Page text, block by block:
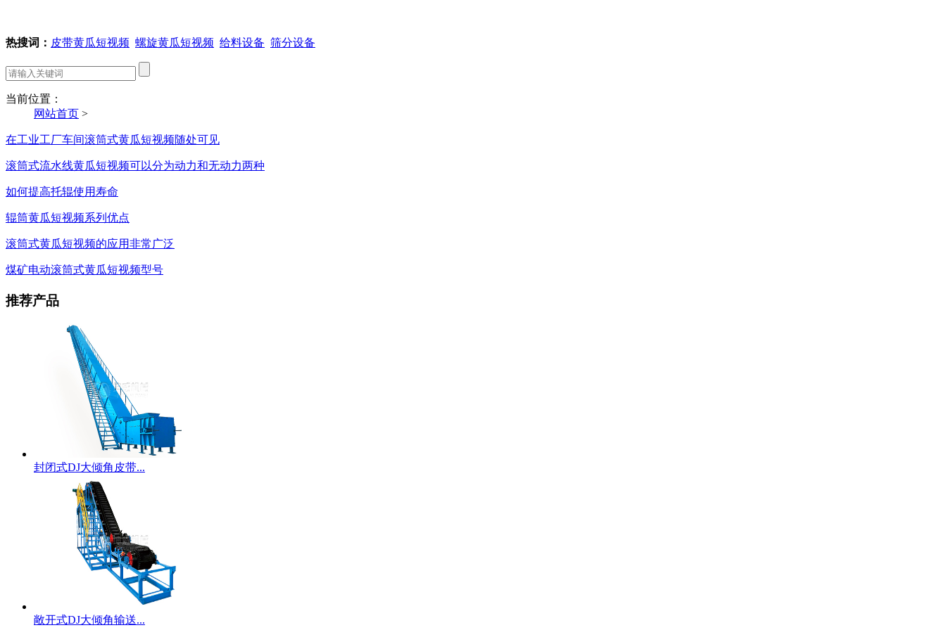
热搜词： 皮带黄瓜短视频 螺旋黄瓜短视频 给料设备 筛分设备
当前位置：
网站首页 >
在工业工厂车间滚筒式黄瓜短视频随处可见
滚筒式流水线黄瓜短视频可以分为动力和无动力两种
如何提高托辊使用寿命
辊筒黄瓜短视频系列优点
滚筒式黄瓜短视频的应用非常广泛
煤矿电动滚筒式黄瓜短视频型号
推荐产品
封闭式DJ大倾角皮带...
敞开式DJ大倾角输送...